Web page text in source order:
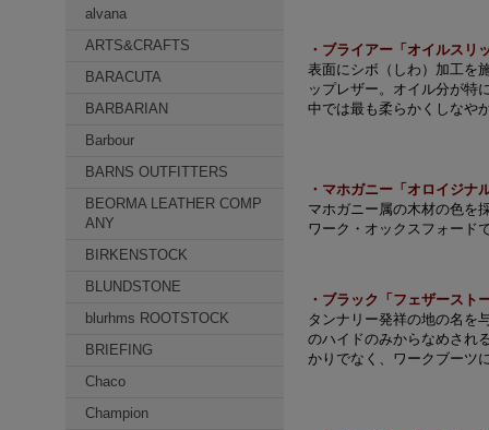
alvana
ARTS&CRAFTS
BARACUTA
BARBARIAN
Barbour
BARNS OUTFITTERS
BEORMA LEATHER COMP
ANY
BIRKENSTOCK
BLUNDSTONE
blurhms ROOTSTOCK
BRIEFING
Chaco
Champion
・ブライアー「オイルスリ
表面にシボ（しわ）加工を
ップレザー。オイル分が特
中では最も柔らかくしなや
・マホガニー「オロイジナ
マホガニー属の木材の色を
ワーク・オックスフォード
・ブラック「フェザースト
タンナリー発祥の地の名を
のハイドのみからなめされ
かりでなく、ワークブーツ